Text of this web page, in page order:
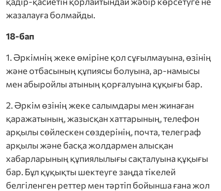
жазалауға болмайды.
18-бап
1. Әркімнің жеке өміріне қол сұғылмауына, өзінің
және отбасының құпиясы болуына, ар-намысы
мен абыройлы атының қорғалуына құқығы бар.
2. Әркім өзінің жеке салымдары мен жинаған
қаражатының, жазысқан хаттарының, телефон
арқылы сөйлескен сөздерінің, почта, телеграф
арқылы және басқа жолдармен алысқан
хабарларының құпиялылығы сақталуына құқығы
бар. Бұл құқықты шектеуге заңда тікелей
белгіленген реттер мен тәртіп бойынша ғана жол